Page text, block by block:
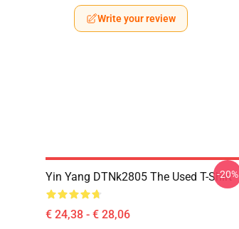
Write your review
Yin Yang DTNk2805 The Used T-Shirt
€ 24,38 - € 28,06
-20%